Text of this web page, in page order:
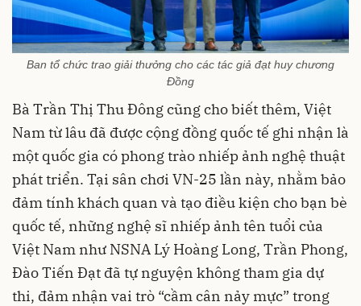
Ban tổ chức trao giải thưởng cho các tác giả đạt huy chương
Đồng
Bà Trần Thị Thu Đông cũng cho biết thêm, Việt
Nam từ lâu đã được cộng đồng quốc tế ghi nhận là
một quốc gia có phong trào nhiếp ảnh nghệ thuật
phát triển. Tại sân chơi VN-25 lần này, nhằm bảo
đảm tính khách quan và tạo điều kiện cho bạn bè
quốc tế, những nghệ sĩ nhiếp ảnh tên tuổi của
Việt Nam như NSNA Lý Hoàng Long, Trần Phong,
Đào Tiến Đạt đã tự nguyện không tham gia dự
thi, đảm nhận vai trò “cầm cân nảy mực” trong